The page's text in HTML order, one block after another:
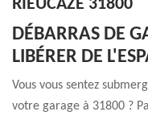
RIEUCAZE 31800
DÉBARRAS DE
LIBÉRER DE
Vous vous sentez
votre garage à 31800 ?